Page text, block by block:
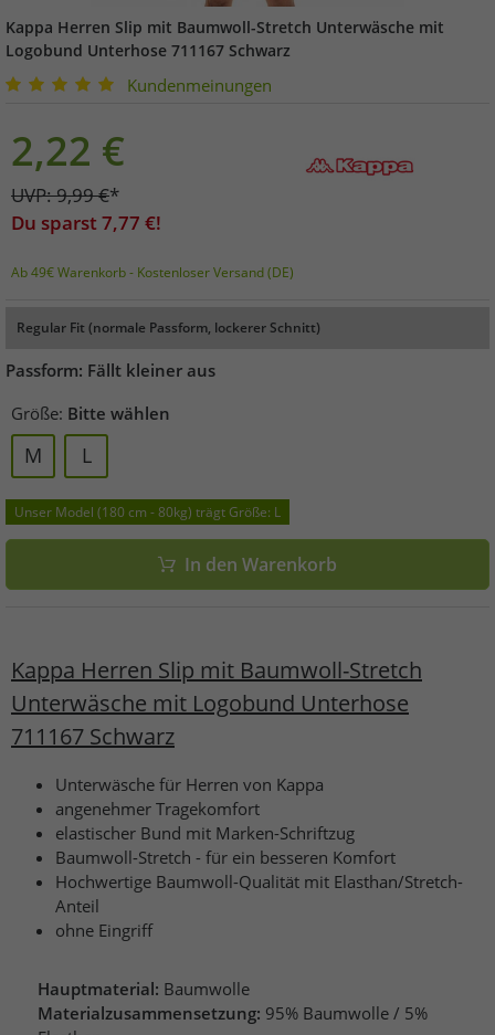
Kappa Herren Slip mit Baumwoll-Stretch Unterwäsche mit
Logobund Unterhose 711167 Schwarz
Kundenmeinungen
2,22 €
UVP:9,99€*
Du sparst 7,77 €!
Ab 49€ Warenkorb - Kostenloser Versand (DE)
Regular Fit (normale Passform, lockerer Schnitt)
Passform: Fällt kleiner aus
Größe: Bitte wählen
M L
Unser Model (180 cm - 80kg) trägt Größe: L
In den Warenkorb
Kappa Herren Slip mit Baumwoll-Stretch
Unterwäsche mit Logobund Unterhose
711167 Schwarz
Unterwäsche für Herren von Kappa
angenehmer Tragekomfort
elastischer Bund mit Marken-Schriftzug
Baumwoll-Stretch - für ein besseren Komfort
Hochwertige Baumwoll-Qualität mit Elasthan/Stretch-
Anteil
ohne Eingriff
Hauptmaterial: Baumwolle
Materialzusammensetzung: 95% Baumwolle / 5%